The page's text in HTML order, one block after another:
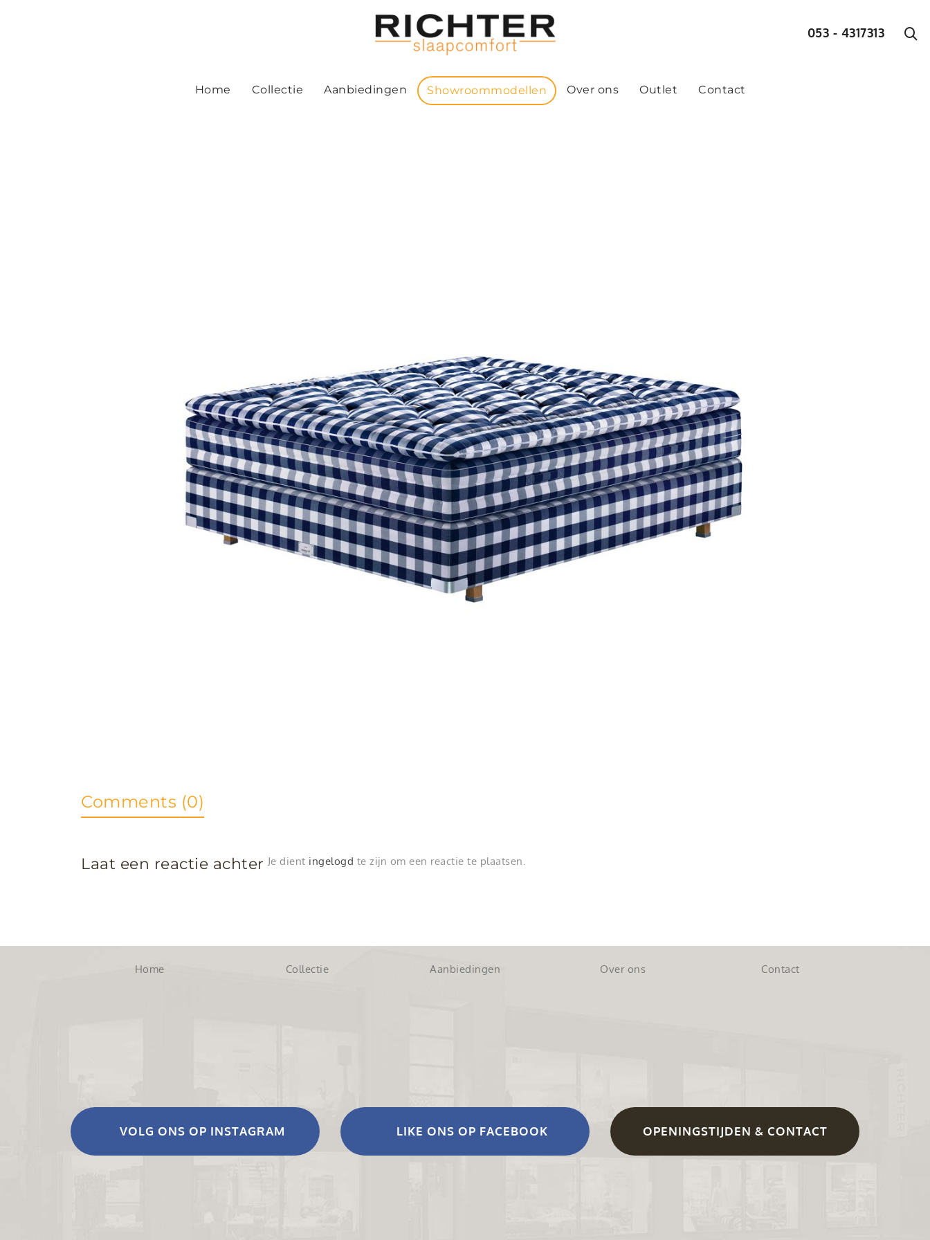
053 - 4317313
Home Collectie Aanbiedingen Showroommodellen Over ons Outlet Contact
Comments (0)
Laat een reactie achter Je dient ingelogd te zijn om een reactie te plaatsen.
Home Collectie Aanbiedingen Over ons Contact
VOLG ONS OP INSTAGRAM LIKE ONS OP FACEBOOK OPENINGSTIJDEN & CONTACT